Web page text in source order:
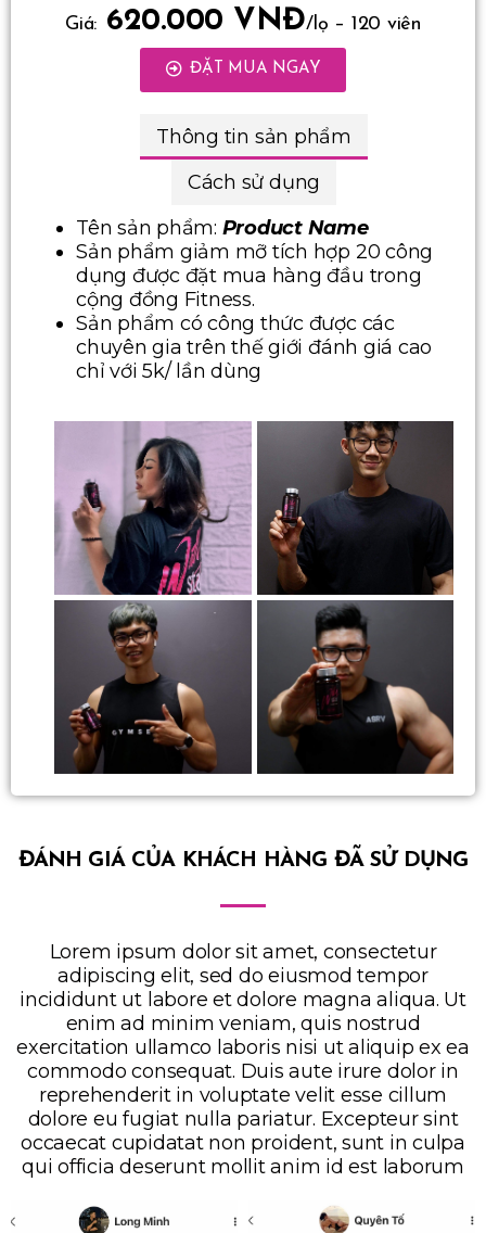
Giá: 620.000 VNĐ/lọ – 120 viên
ĐẶT MUA NGAY
Thông tin sản phẩm
Cách sử dụng
Tên sản phẩm: Product Name
Sản phẩm giảm mỡ tích hợp 20 công
dụng được đặt mua hàng đầu trong
cộng đồng Fitness.
Sản phẩm có công thức được các
chuyên gia trên thế giới đánh giá cao
chỉ với 5k/ lần dùng
ĐÁNH GIÁ CỦA KHÁCH HÀNG ĐÃ SỬ DỤNG
Lorem ipsum dolor sit amet, consectetur
adipiscing elit, sed do eiusmod tempor
incididunt ut labore et dolore magna aliqua. Ut
enim ad minim veniam, quis nostrud
exercitation ullamco laboris nisi ut aliquip ex ea
commodo consequat. Duis aute irure dolor in
reprehenderit in voluptate velit esse cillum
dolore eu fugiat nulla pariatur. Excepteur sint
occaecat cupidatat non proident, sunt in culpa
qui officia deserunt mollit anim id est laborum